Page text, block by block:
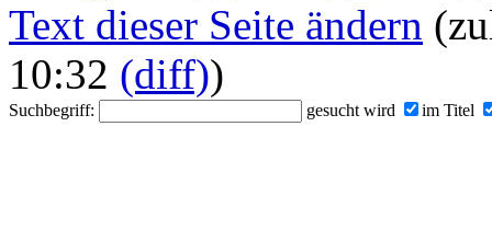
Text dieser Seite ändern
10:32 (diff))
Suchbegriff: gesucht wird im Titel